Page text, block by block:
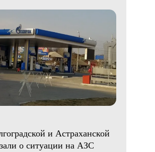
и Астраханской
о ситуации на АЗС